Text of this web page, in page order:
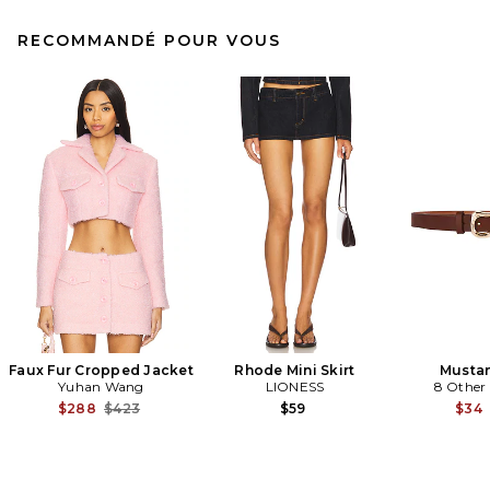
RECOMMANDÉ POUR VOUS
Faux Fur Cropped Jacket
Yuhan Wang
$288 Previous price:
$423
Rhode Mini Skirt
LIONESS
$59
8 Other
$34